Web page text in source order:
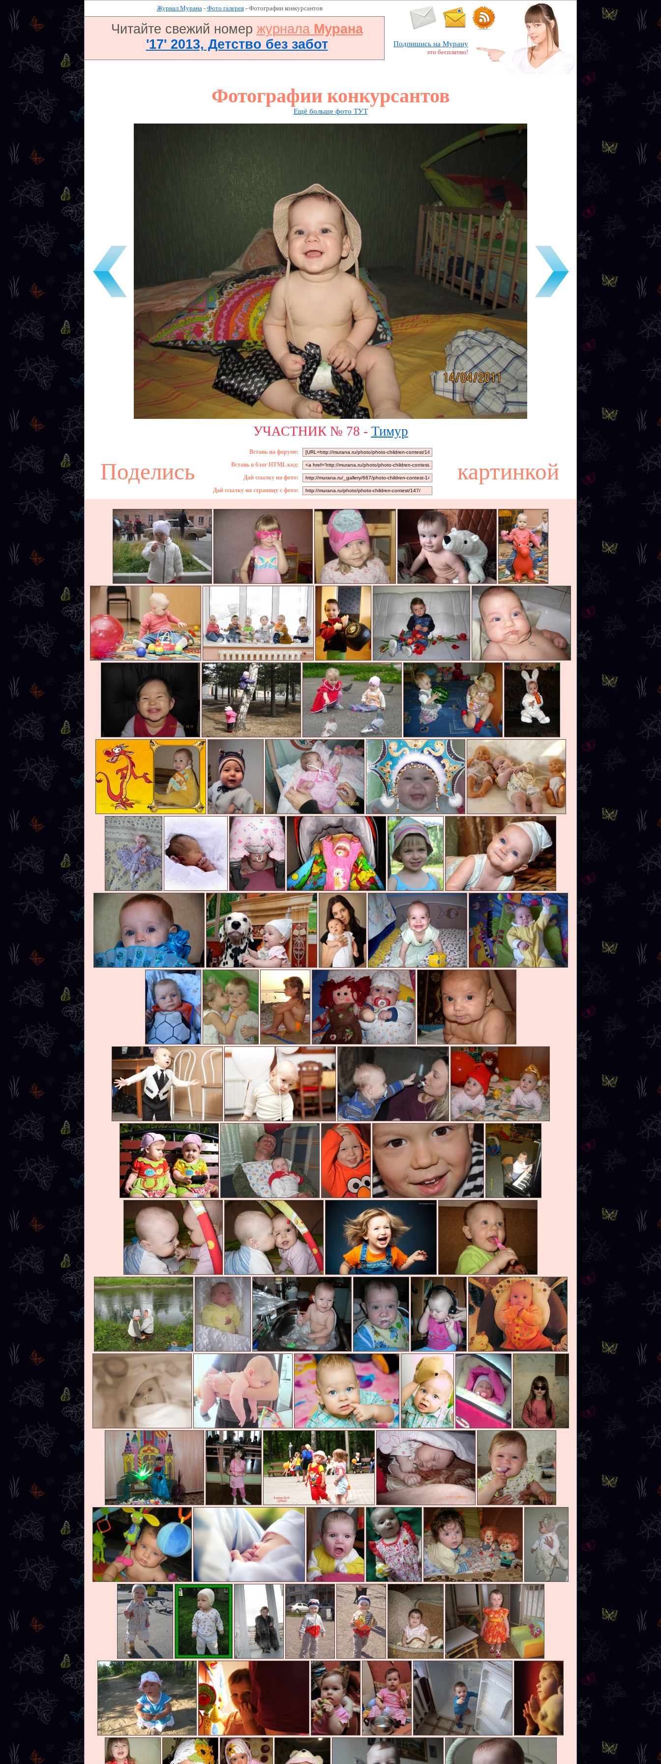
Журнал Мурана- Фото галерея- Фотографии конкурсантов
Читайте свежий номер журнала Мурана
'17' 2013, Детство без забот
Подпишись на Мурану
это бесплатно!
Фотографии конкурсантов
Ещё больше фото ТУТ
УЧАСТНИК № 78 - Тимур
Поделись
Вставь на форуме:
Вставь в блог HTML код:
Дай ссылку на фото:
Дай ссылку на страницу с фото:
картинкой